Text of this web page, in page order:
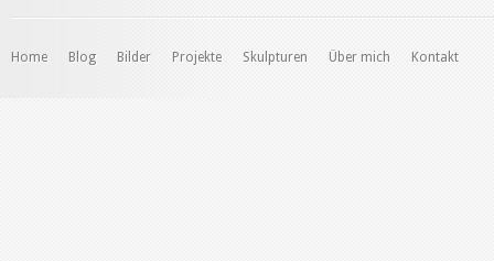
Home Blog Bilder Projekte Skulpturen Über mich Kontakt